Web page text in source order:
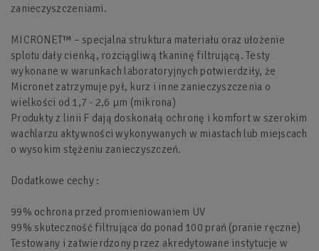
zanieczyszczeniami.
MICRONET™ – specjalna struktura materiału oraz ułożenie
splotu dały cienką, rozciągliwą tkaninę filtrującą. Testy
wykonane w warunkach laboratoryjnych potwierdziły, że
Micronet zatrzymuje pył, kurz i inne zanieczyszczenia o
wielkości od 1,7 - 2,6 µm (mikrona)
Produkty z linii F dają doskonałą ochronę i komfort w szerokim
wachlarzu aktywności wykonywanych w miastach lub miejscach
o wysokim stężeniu zanieczyszczeń.
Dodatkowe cechy :
99% ochrona przed promieniowaniem UV
99% skuteczność filtrująca do ponad 100 prań (pranie ręczne)
Testowany i zatwierdzony przez akredytowane instytucje w